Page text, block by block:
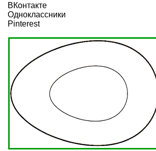
ВКонтакте
Одноклассники
Pinterest